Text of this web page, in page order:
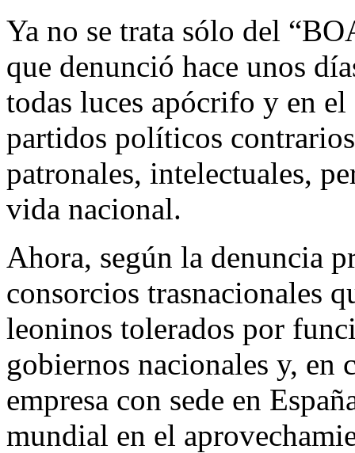
Ya no se trata sólo del
que denunció hace unos
todas luces apócrifo y en
partidos políticos
patronales, intelectuales,
vida nacional.
Ahora, según la denuncia
consorcios trasnacionales
leoninos tolerados por
gobiernos nacionales y, en
empresa con sede en
mundial en el